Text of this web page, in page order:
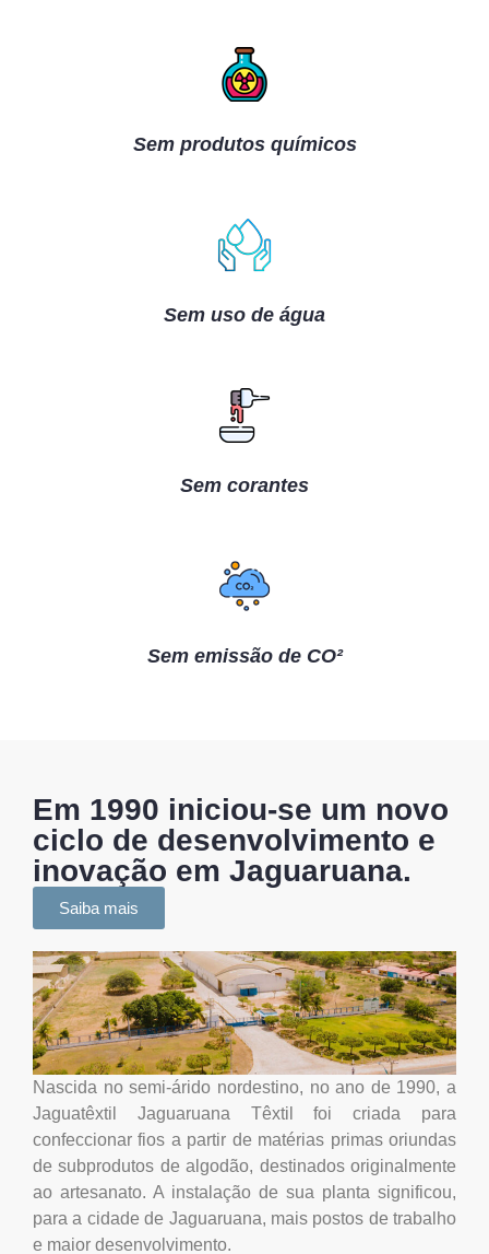
Sem produtos químicos
Sem uso de água
Sem corantes
Sem emissão de CO²
Em 1990 iniciou-se um novo
ciclo de desenvolvimento e
inovação em Jaguaruana.
Saiba mais
Nascida no semi-árido nordestino, no ano de 1990, a
Jaguatêxtil Jaguaruana Têxtil foi criada para
confeccionar fios a partir de matérias primas oriundas
de subprodutos de algodão, destinados originalmente
ao artesanato. A instalação de sua planta significou,
para a cidade de Jaguaruana, mais postos de trabalho
e maior desenvolvimento.